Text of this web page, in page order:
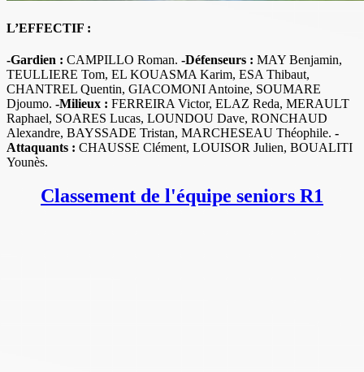
L’EFFECTIF :
-Gardien : CAMPILLO Roman. -Défenseurs : MAY Benjamin,
TEULLIERE Tom, EL KOUASMA Karim, ESA Thibaut,
CHANTREL Quentin, GIACOMONI Antoine, SOUMARE
Djoumo. -Milieux : FERREIRA Victor, ELAZ Reda, MERAULT
Raphael, SOARES Lucas, LOUNDOU Dave, RONCHAUD
Alexandre, BAYSSADE Tristan, MARCHESEAU Théophile. -
Attaquants : CHAUSSE Clément, LOUISOR Julien, BOUALITI
Younès.
Classement de l'équipe seniors R1